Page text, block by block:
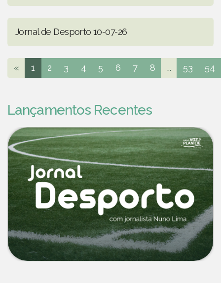
Jornal de Desporto 10-07-26
« 1 2 3 4 5 6 7 8 ... 53 54
Lançamentos Recentes